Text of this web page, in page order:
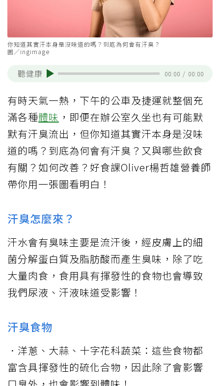
你知道其實汗本身是沒味道的嗎？到底為何會有汗臭？
圖／ingimage
聽健康 00:00 / 00:00
有時天氣一熱，下午的公車及捷運就整個充
滿各種體味 ，即便在辦公室久坐也有可能默
默有汗臭流出，但你知道其實汗本身是沒味
道的嗎？到底為何會有汗臭？又與哪些飲食
有關？如何改善？好食課Oliver楊哲雄營養師
帶你用一張圖看明白！
汗臭怎麼來？
汗水會有臭味主要是流汗後，經皮膚上的細
菌分解蛋白質及脂肪酸而產生臭味，除了吃
大量肉食，食用具有揮發性的食物也會導致
我們尿液、汗液味道受影響！
汗臭食物
．洋蔥、大蒜、十字花科蔬菜：這些食物都
富含具揮發性的硫化合物，因此除了會影響